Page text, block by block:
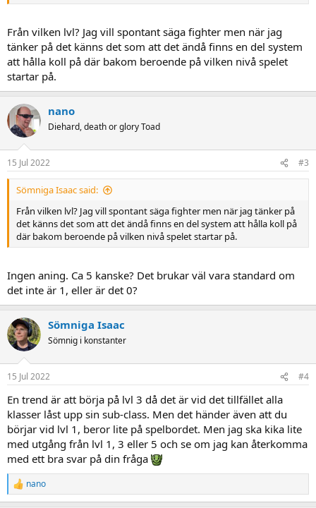
Från vilken lvl? Jag vill spontant säga fighter men när jag
tänker på det känns det som att det ändå finns en del system
att hålla koll på där bakom beroende på vilken nivå spelet
startar på.
nano
Diehard, death or glory Toad
15 Jul 2022 #3
Sömniga Isaac said:
Från vilken lvl? Jag vill spontant säga fighter men när jag tänker på
det känns det som att det ändå finns en del system att hålla koll på
där bakom beroende på vilken nivå spelet startar på.
Ingen aning. Ca 5 kanske? Det brukar väl vara standard om
det inte är 1, eller är det 0?
Sömniga Isaac
Sömnig i konstanter
15 Jul 2022 #4
En trend är att börja på lvl 3 då det är vid det tillfället alla
klasser låst upp sin sub-class. Men det händer även att du
börjar vid lvl 1, beror lite på spelbordet. Men jag ska kika lite
med utgång från lvl 1, 3 eller 5 och se om jag kan återkomma
med ett bra svar på din fråga
R
e
nano